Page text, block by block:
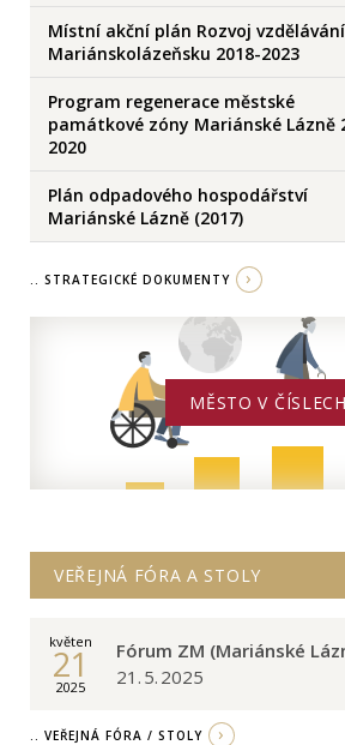
Místní akční plán Rozvoj
Mariánskolázeňsku 2018-2023
Program regenerace městské
památkové zóny Mariánské Lázně
2020
Plán odpadového hospodářství
Mariánské Lázně (2017)
.. STRATEGICKÉ DOKUMENTY
MĚSTO V ČÍSLECH
VEŘEJNÁ FÓRA A STOLY
květen
21
2025
Fórum ZM (Mariánské
21. 5. 2025
.. VEŘEJNÁ FÓRA / STOLY